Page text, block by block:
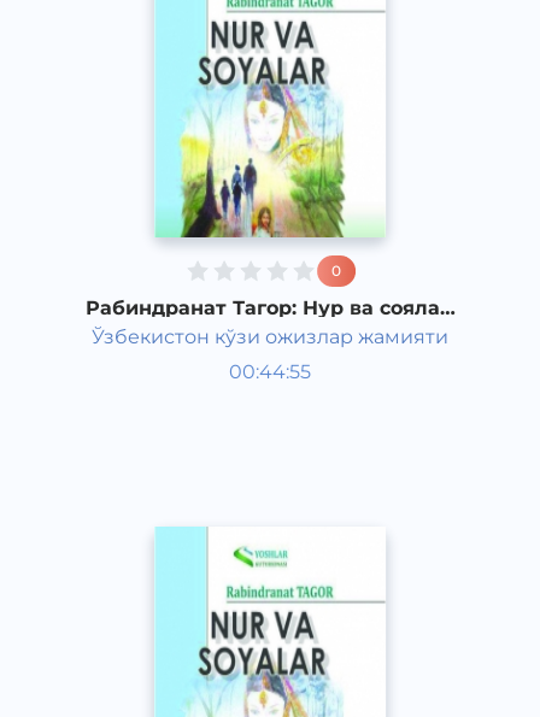
0
Рабиндранат Тагор: Нур ва соялар
(8-қисм)
Ўзбекистон кўзи ожизлар жамияти
00:44:55
Жаҳон адабиёти